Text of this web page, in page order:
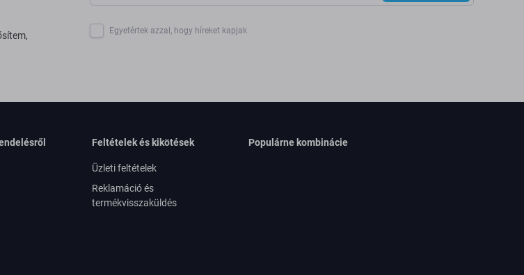
Egyetértek azzal, hogy híreket kapjak
Feltételek és kikötések
Üzleti feltételek
Reklamáció és
termékvisszaküldés
Populárne kombinácie